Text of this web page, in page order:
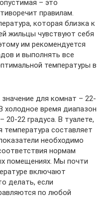
– это
правилам.
которая близка к
жильцы чувствуют себя
им рекомендуется
и выполнять все
температуры в
для комнат – 22-
холодное время диапазон
20-22 градуса. В туалете,
температура составляет
необходимо
нормам
помещениях. Мы почти
включают
делать, если
по любой